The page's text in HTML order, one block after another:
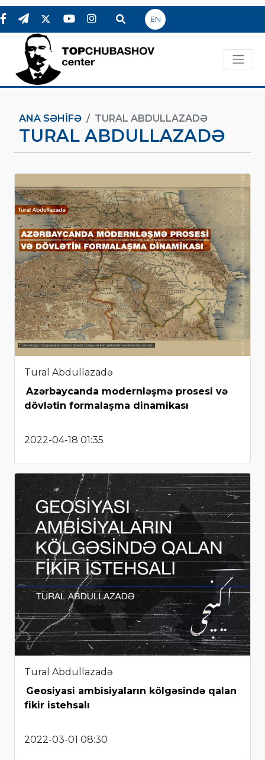
EN
ANA SƏHIFƏ TURAL ABDULLAZADƏ
TURAL ABDULLAZADƏ
Tural Abdullazadə
Azərbaycanda modernləşmə prosesi və
dövlətin formalaşma dinamikası
2022-04-18 01:35
Tural Abdullazadə
Geosiyasi ambisiyaların kölgəsində qalan
fikir istehsalı
2022-03-01 08:30